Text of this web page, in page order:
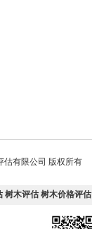
估有限公司 版权所有
树木评估 树木价格评估